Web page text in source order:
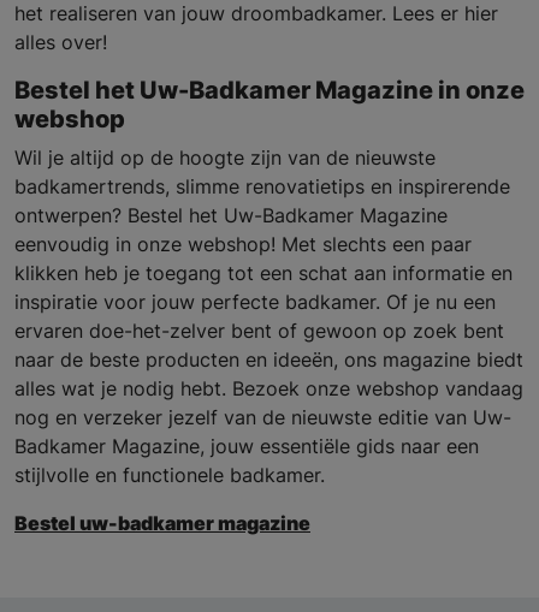
het realiseren van jouw droombadkamer. Lees er hier
alles over!
Bestel het Uw-Badkamer Magazine in onze
webshop
Wil je altijd op de hoogte zijn van de nieuwste
badkamertrends, slimme renovatietips en inspirerende
ontwerpen? Bestel het Uw-Badkamer Magazine
eenvoudig in onze webshop! Met slechts een paar
klikken heb je toegang tot een schat aan informatie en
inspiratie voor jouw perfecte badkamer. Of je nu een
ervaren doe-het-zelver bent of gewoon op zoek bent
naar de beste producten en ideeën, ons magazine biedt
alles wat je nodig hebt. Bezoek onze webshop vandaag
nog en verzeker jezelf van de nieuwste editie van Uw-
Badkamer Magazine, jouw essentiële gids naar een
stijlvolle en functionele badkamer.
Bestel uw-badkamer magazine